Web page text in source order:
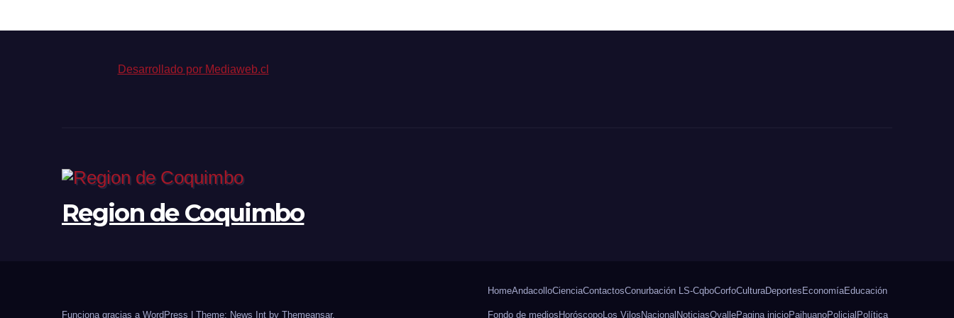
Desarrollado por Mediaweb.cl
Region de Coquimbo
Funciona gracias a WordPress Theme: News Int by Themeansar.
HomeAndacolloCienciaContactosConurbación LS-CqboCorfoCulturaDeportes EconomíaEducación
Fondo de medios HoróscopoLos Vilos Nacional NoticiasOvallePagina inicioPaihuanoPolicial Política